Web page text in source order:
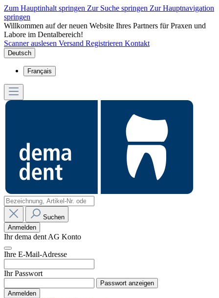
Zum Hauptinhalt springen Zur Suche springen Zur Hauptnavigation
springen
Willkommen auf der neuen Website Ihres Partners für Praxen und
Labore im Dentalbereich!
Scanner auslesen Versand Registrieren Kontakt
Deutsch
Français
Suchen
Anmelden
Ihr dema dent AG Konto
Ihre E-Mail-Adresse
Ihr Passwort
Passwort anzeigen
Anmelden